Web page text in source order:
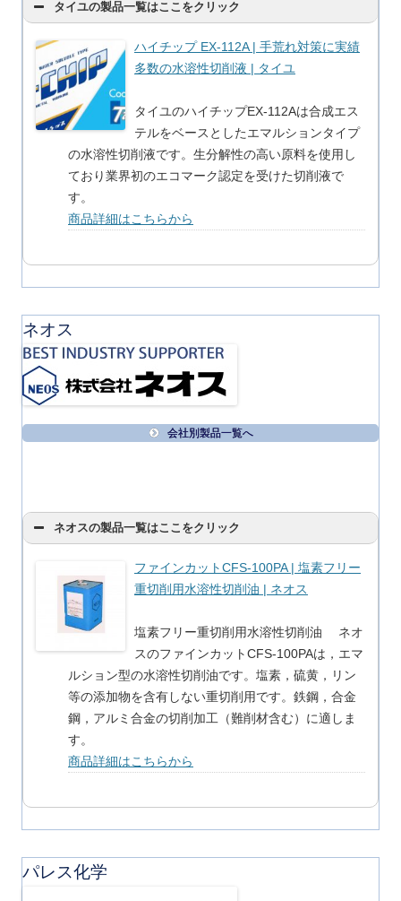
タイユの製品一覧はここをクリック
ハイチップ EX-112A | 手荒れ対策に実績
多数の水溶性切削液 | タイユ
タイユのハイチップEX-112Aは合成エス
テルをベースとしたエマルションタイプ
の水溶性切削液です。生分解性の高い原料を使用し
ており業界初のエコマーク認定を受けた切削液で
す。
商品詳細はこちらから
ネオス
会社別製品一覧へ
ネオスの製品一覧はここをクリック
ファインカットCFS-100PA | 塩素フリー
重切削用水溶性切削油 | ネオス
塩素フリー重切削用水溶性切削油 ネオ
スのファインカットCFS-100PAは，エマ
ルション型の水溶性切削油です。塩素，硫黄，リン
等の添加物を含有しない重切削用です。鉄鋼，合金
鋼，アルミ合金の切削加工（難削材含む）に適しま
す。
商品詳細はこちらから
パレス化学